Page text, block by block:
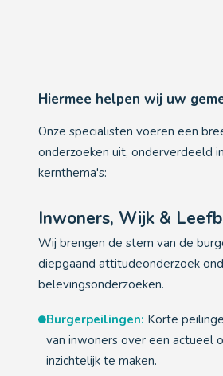
Hiermee helpen wij uw
Onze specialisten voeren een
onderzoeken uit, onderverdeeld
kernthema's:
Inwoners, Wijk &
Wij brengen de stem van de
diepgaand attitudeonderzoek
belevingsonderzoeken.
Burgerpeilingen: Korte
van inwoners over een actueel
inzichtelijk te maken.